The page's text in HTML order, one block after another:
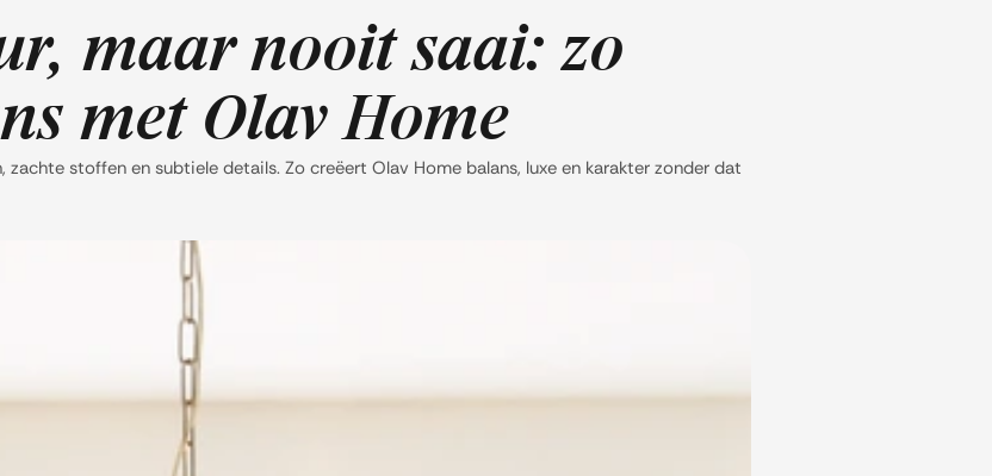
maar nooit saai: zo
met Olav Home
stoffen en subtiele details. Zo creëert Olav Home balans, luxe en karakter zonder dat